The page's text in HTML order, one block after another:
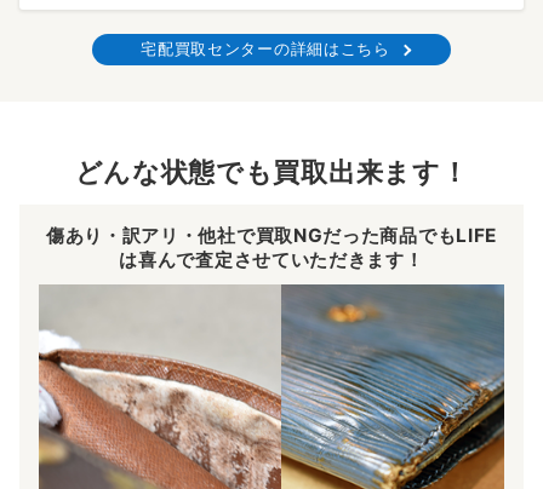
宅配買取センターの詳細はこちら
どんな状態でも買取出来ます！
傷あり・訳アリ・他社で買取NGだった商品でもLIFE
は喜んで査定させていただきます！